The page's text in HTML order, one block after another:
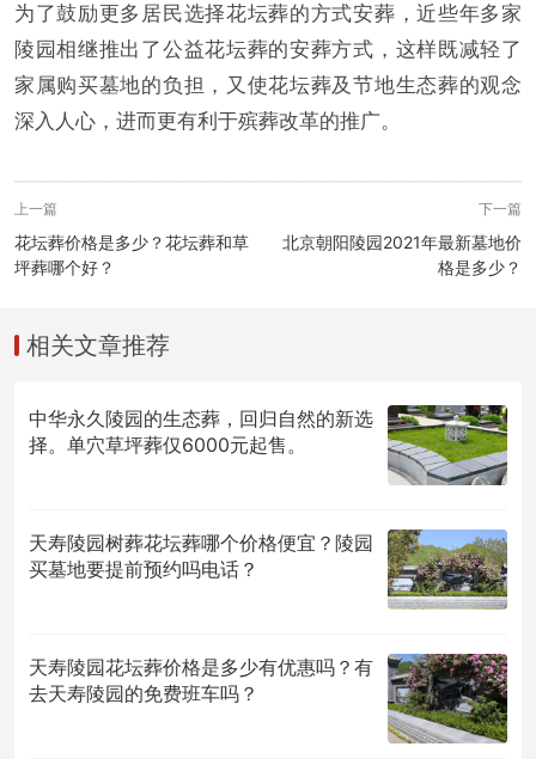
为了鼓励更多居民选择花坛葬的方式安葬，近些年多家
陵园相继推出了公益花坛葬的安葬方式，这样既减轻了
家属购买墓地的负担，又使花坛葬及节地生态葬的观念
深入人心，进而更有利于殡葬改革的推广。
上一篇
花坛葬价格是多少？花坛葬和草
坪葬哪个好？
下一篇
北京朝阳陵园2021年最新墓地价
格是多少？
相关文章推荐
中华永久陵园的生态葬，回归自然的新选
择。单穴草坪葬仅6000元起售。
天寿陵园树葬花坛葬哪个价格便宜？陵园
买墓地要提前预约吗电话？
天寿陵园花坛葬价格是多少有优惠吗？有
去天寿陵园的免费班车吗？